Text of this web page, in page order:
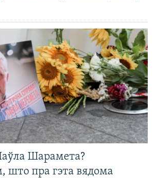
Шарамета?
што пра гэта вядома